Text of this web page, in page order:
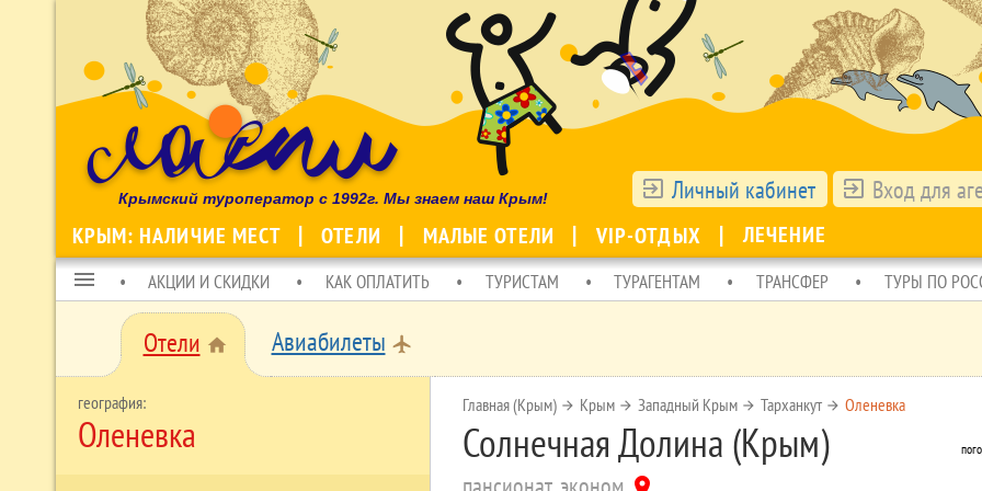
Крымский туроператор с 1992г. Мы знаем наш Крым! exit_to_app Личный кабинет exit_to_app Вход для
КРЫМ: НАЛИЧИЕ МЕСТ ОТЕЛИ МАЛЫЕ ОТЕЛИ VIP-ОТДЫХ ЛЕЧЕНИЕ
menu АКЦИИ И СКИДКИ КАК ОПЛАТИТЬ ТУРИСТАМ ТУРАГЕНТАМ ТРАНСФЕР ТУРЫ ПО
Отели home Авиабилеты local_airport
Оленевка
Главная (Крым) arrow_forward Крым arrow_forward Западный Крым arrow_forward Тарханкут arrow_forward Оленевка
Солнечная Долина (Крым)